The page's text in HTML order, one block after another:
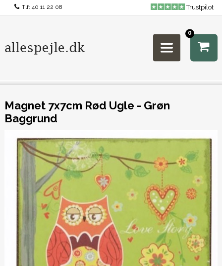
Tlf: 40 11 22 08 Trustpilot
0
Magnet 7x7cm Rød Ugle - Grøn
Baggrund